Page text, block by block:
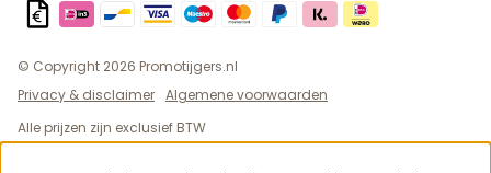
© Copyright 2026 Promotijgers.nl
Privacy & disclaimer Algemene voorwaarden
Alle prijzen zijn exclusief BTW